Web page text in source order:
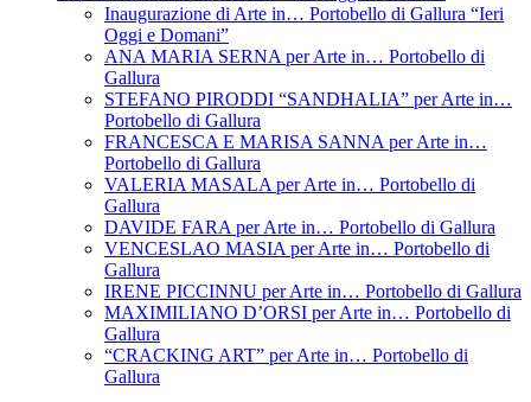
Inaugurazione di Arte in… Portobello di Gallura “Ieri
Oggi e Domani”
ANA MARIA SERNA per Arte in… Portobello di
Gallura
STEFANO PIRODDI “SANDHALIA” per Arte in…
Portobello di Gallura
FRANCESCA E MARISA SANNA per Arte in…
Portobello di Gallura
VALERIA MASALA per Arte in… Portobello di
Gallura
DAVIDE FARA per Arte in… Portobello di Gallura
VENCESLAO MASIA per Arte in… Portobello di
Gallura
IRENE PICCINNU per Arte in… Portobello di Gallura
MAXIMILIANO D’ORSI per Arte in… Portobello di
Gallura
“CRACKING ART” per Arte in… Portobello di
Gallura